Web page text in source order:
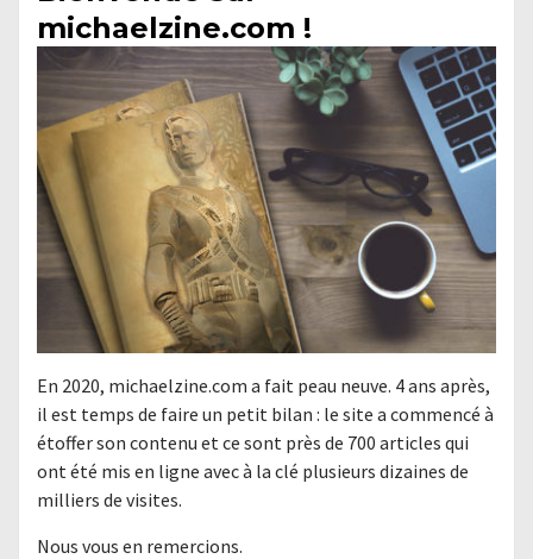
michaelzine.com !
En 2020, michaelzine.com a fait peau neuve. 4 ans après,
il est temps de faire un petit bilan : le site a commencé à
étoffer son contenu et ce sont près de 700 articles qui
ont été mis en ligne avec à la clé plusieurs dizaines de
milliers de visites.
Nous vous en remercions.